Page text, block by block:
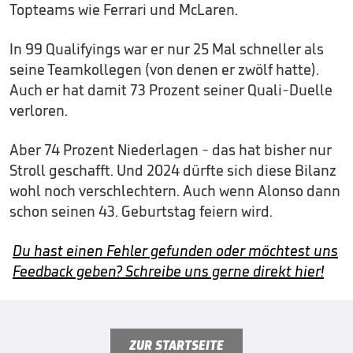
Topteams wie Ferrari und McLaren.
In 99 Qualifyings war er nur 25 Mal schneller als
seine Teamkollegen (von denen er zwölf hatte).
Auch er hat damit 73 Prozent seiner Quali-Duelle
verloren.
Aber 74 Prozent Niederlagen - das hat bisher nur
Stroll geschafft. Und 2024 dürfte sich diese Bilanz
wohl noch verschlechtern. Auch wenn Alonso dann
schon seinen 43. Geburtstag feiern wird.
Du hast einen Fehler gefunden oder möchtest uns
Feedback geben? Schreibe uns gerne direkt hier!
ZUR STARTSEITE